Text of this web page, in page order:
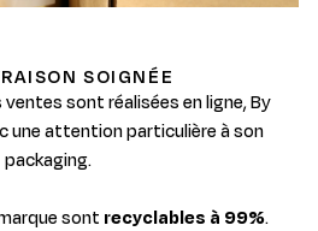
SOIGNÉE
sont réalisées en ligne, By
une attention particulière à son
packaging.
sont recyclables à 99%.